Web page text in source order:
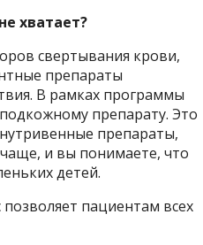
хватает?
свертывания крови,
препараты
В рамках программы
препарату. Это
препараты,
и вы понимаете, что
детей.
пациентам всех